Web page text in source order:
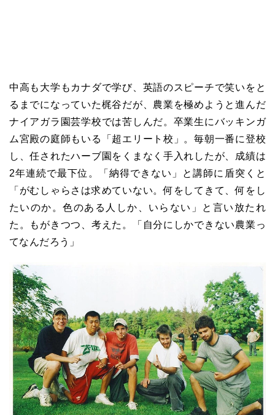
中高も大学もカナダで学び、英語のスピーチで笑いをと
るまでになっていた梶谷だが、農業を極めようと進んだ
ナイアガラ園芸学校では苦しんだ。卒業生にバッキンガ
ム宮殿の庭師もいる「超エリート校」。毎朝一番に登校
し、任されたハーブ園をくまなく手入れしたが、成績は
2年連続で最下位。「納得できない」と講師に盾突くと
「がむしゃらさは求めていない。何をしてきて、何をし
たいのか。色のある人しか、いらない」と言い放たれ
た。もがきつつ、考えた。「自分にしかできない農業っ
てなんだろう」